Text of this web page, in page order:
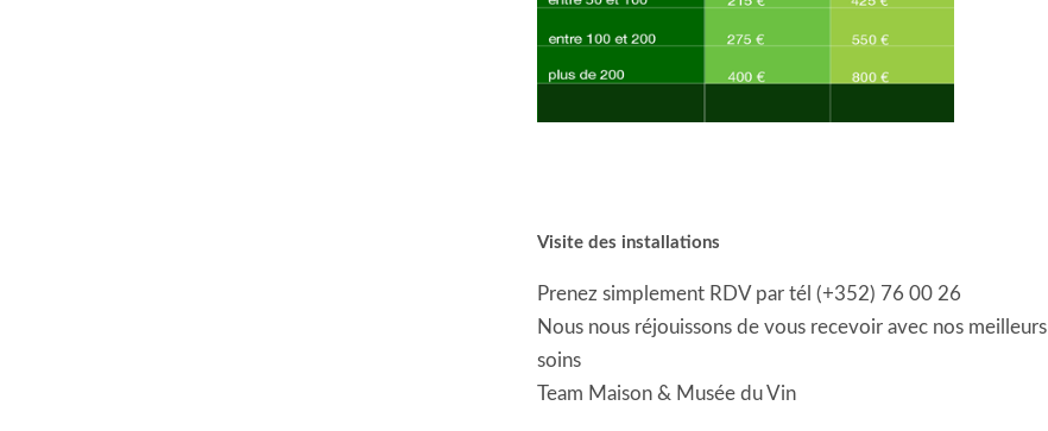
Visite des installations
Prenez simplement RDV par tél (+352) 76 00 26
Nous nous réjouissons de vous recevoir avec nos meilleurs
soins
Team Maison & Musée du Vin